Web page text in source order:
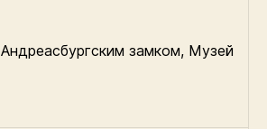
замком, Музей